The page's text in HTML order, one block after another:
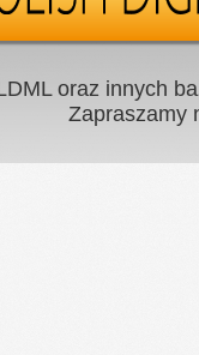
oraz innych
Zapraszamy